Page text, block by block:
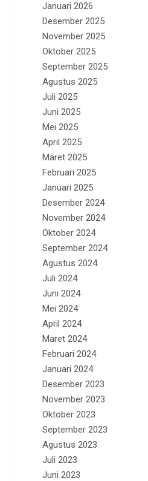
Januari 2026
Desember 2025
November 2025
Oktober 2025
September 2025
Agustus 2025
Juli 2025
Juni 2025
Mei 2025
April 2025
Maret 2025
Februari 2025
Januari 2025
Desember 2024
November 2024
Oktober 2024
September 2024
Agustus 2024
Juli 2024
Juni 2024
Mei 2024
April 2024
Maret 2024
Februari 2024
Januari 2024
Desember 2023
November 2023
Oktober 2023
September 2023
Agustus 2023
Juli 2023
Juni 2023